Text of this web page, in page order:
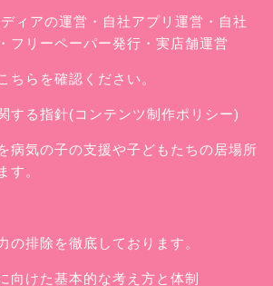
ィアの運営・自社アプリ運営・自社
フリーペーパー発行・実店舗運営
ちらを確認ください。
する指針(コンテンツ制作ポリシー)
病気の子の支援や子どもたちの居場所
す。
の排除を徹底しております。
向けた基本的な考え方と体制